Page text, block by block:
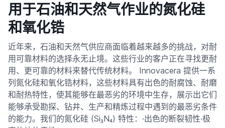
用于石油和天然气作业的氮化硅
和氧化锆
近年来，石油和天然气供应商面临着越来越多的挑战，对耐
用可靠材料的选择永无止境。这些行业的客户正在寻找更耐
用、更可靠的材料来替代传统材料。 Innovacera 提供一系
列氮化硅和氧化锆材料，这些材料具有出色的耐腐蚀、耐磨
和耐热特性，使其能够在最恶劣的环境中生存，展示出它们
能够承受勘探、钻井、生产和精炼过程中遇到的最恶劣条件
的能力。我们的氮化硅 (Si₃N₄) 特性：·出色的断裂韧性·极